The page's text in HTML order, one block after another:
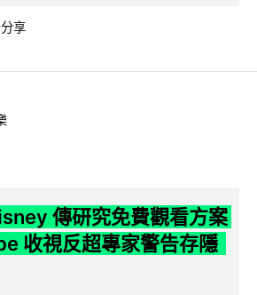
分享
傳研究免費觀看方案
收視反超專家警告存隱